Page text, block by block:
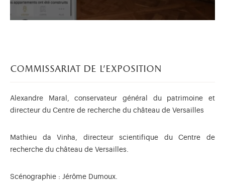
commissariat de l’exposition
Alexandre Maral, conservateur général du patrimoine et
directeur du Centre de recherche du château de Versailles
Mathieu da Vinha, directeur scientifique du Centre de
recherche du château de Versailles.
Scénographie : Jérôme Dumoux.